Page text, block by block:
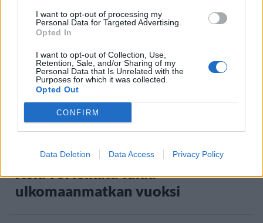
I want to opt-out of processing my
Personal Data for Targeted Advertising.
Opted In
I want to opt-out of Collection, Use,
Retention, Sale, and/or Sharing of my
Personal Data that Is Unrelated with the
Purposes for which it was collected.
Opted Out
CONFIRM
Data Deletion Data Access Privacy Policy
5
UUTISET
Kela voi leikata tukia
ulkomaanmatkan vuoksi